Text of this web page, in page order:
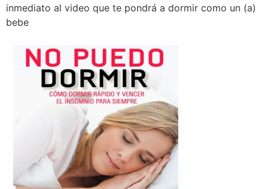
inmediato al video que te pondrá a dormir como un (a)
bebe